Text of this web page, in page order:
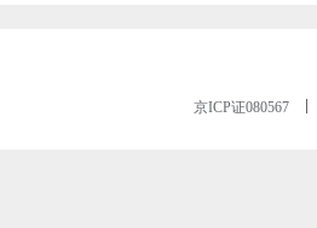
京ICP证080567